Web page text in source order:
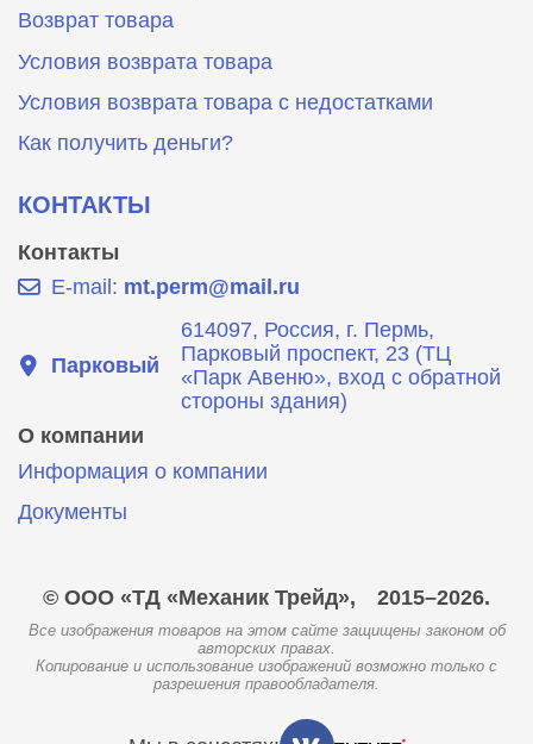
Возврат товара
Условия возврата товара
Условия возврата товара с недостатками
Как получить деньги?
КОНТАКТЫ
Контакты
E-mail: mt.perm@mail.ru
Парковый
614097, Россия, г. Пермь,
Парковый проспект, 23 (ТЦ
«Парк Авеню», вход с обратной
стороны здания)
О компании
Информация о компании
Документы
© ООО «ТД «Механик Трейд», 2015–2026.
Все изображения товаров на этом сайте защищены законом об
авторских правах.
Копирование и использование изображений возможно только с
разрешения правообладателя.